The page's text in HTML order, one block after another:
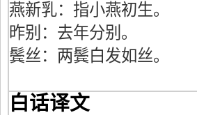
燕新乳：指小燕初生。
昨别：去年分别。
鬓丝：两鬓白发如丝。
白话译文